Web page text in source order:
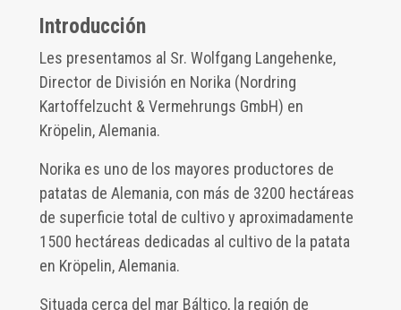
Introducción
Les presentamos al Sr. Wolfgang Langehenke,
Director de División en Norika (Nordring
Kartoffelzucht & Vermehrungs GmbH) en
Kröpelin, Alemania.
Norika es uno de los mayores productores de
patatas de Alemania, con más de 3200 hectáreas
de superficie total de cultivo y aproximadamente
1500 hectáreas dedicadas al cultivo de la patata
en Kröpelin, Alemania.
Situada cerca del mar Báltico, la región de